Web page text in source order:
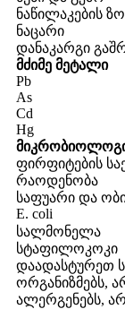
ნაწილაკების
ნაცარი
დანაკარგი
მძიმე მეტალი
Pb
As
Cd
Hg
ფირფიტების
რაოდენობა
საფუარი და
E. coli
სალმონელა
სტაფილოკოკი
დაადასტურეთ
ორგანიზმებს,
ალერგენებს, არ